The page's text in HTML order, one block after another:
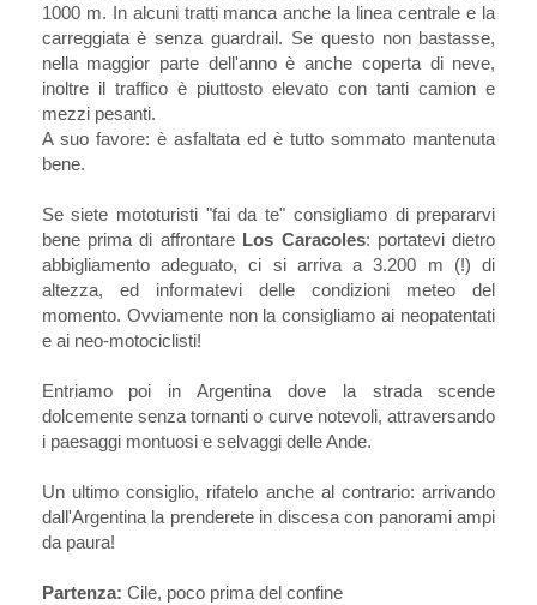
1000 m. In alcuni tratti manca anche la linea centrale e la
carreggiata è senza guardrail. Se questo non bastasse,
nella maggior parte dell'anno è anche coperta di neve,
inoltre il traffico è piuttosto elevato con tanti camion e
mezzi pesanti.
A suo favore: è asfaltata ed è tutto sommato mantenuta
bene.
Se siete mototuristi "fai da te" consigliamo di prepararvi
bene prima di affrontare Los Caracoles: portatevi dietro
abbigliamento adeguato, ci si arriva a 3.200 m (!) di
altezza, ed informatevi delle condizioni meteo del
momento. Ovviamente non la consigliamo ai neopatentati
e ai neo-motociclisti!
Entriamo poi in Argentina dove la strada scende
dolcemente senza tornanti o curve notevoli, attraversando
i paesaggi montuosi e selvaggi delle Ande.
Un ultimo consiglio, rifatelo anche al contrario: arrivando
dall'Argentina la prenderete in discesa con panorami ampi
da paura!
Partenza: Cile, poco prima del confine